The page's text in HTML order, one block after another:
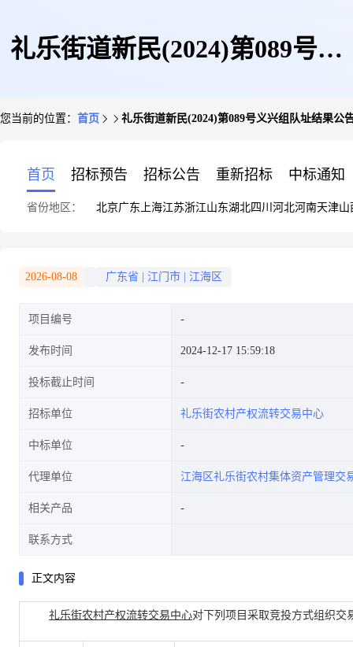
礼乐街道新民(2024)第089号义
您当前的位置： 首页 礼乐街道新民(2024)第089号义兴组队址结果公
首页 招标预告 招标公告 重新招标 中标通知
省份地区： 北京广东 上海江苏浙江山东湖北四川 河北河南天津山
2026-08-08 广东省 江门市 江海区
项目编号
发布时间 2024-12-17 15:59:18
投标截止时间
招标单位 礼乐街农村产权流转交易中心
中标单位
代理单位 江海区礼乐街农村集体资产管理交
相关产品
联系方式
正文内容
礼乐街农村产权流转交易中心对下列项目采取竞投方式组织交